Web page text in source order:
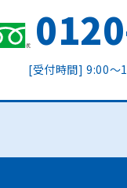
[受付時間] 9:00〜